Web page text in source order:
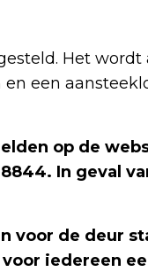
Het wordt
een
op de
In geval
voor de deur
iedereen